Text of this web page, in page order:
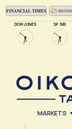
DOW JONES SP 500
MARKETS